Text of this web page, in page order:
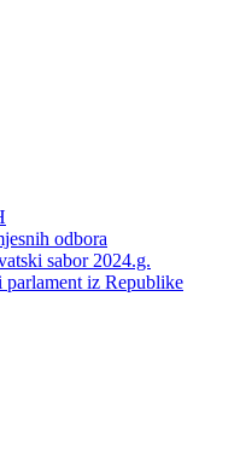
odbora
sabor 2024.g.
iz Republike